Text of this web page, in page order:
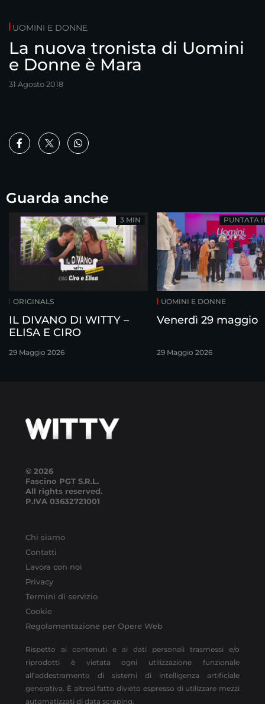
UOMINI E DONNE
La nuova tronista di Uomini
e Donne è Mara
31 Agosto 2018
Guarda anche
ORIGINALS
IL DIVANO DI WITTY –
ELISA E CIRO
29 Maggio 2026
3 MIN
UOMINI E DONNE
Venerdì 29 maggio
29 Maggio 2026
PUNTATA
© 2026
Fascino PGT S.R.L.
All rights reserved.
P.IVA 03632721001
Chi siamo
Contatti
Lavora con noi
Privacy
Termini di servizio
Cookie
Regolamentazione per Opere Web
Rispetto ai contenuti e ai dati personali trasmessi e/o
riprodotti è vietata ogni utilizzazione funzionale
all’addestramento di sistemi di intelligenza artificiale
generativa. È altresì fatto divieto espresso di utilizzare mezzi
automatizzati di data scraping.